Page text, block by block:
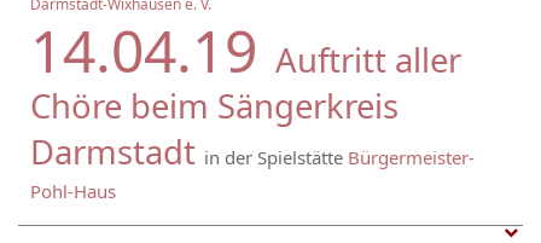
14.04.19 Auftritt aller
Chöre beim Sängerkreis
Darmstadt in der Spielstätte Bürgermeister-
Pohl-Haus